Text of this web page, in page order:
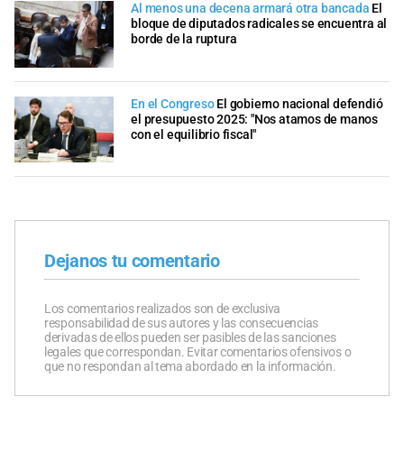
Al menos una decena armará otra bancada El
bloque de diputados radicales se encuentra al
borde de la ruptura
En el Congreso El gobierno nacional defendió
el presupuesto 2025: "Nos atamos de manos
con el equilibrio fiscal"
Dejanos tu comentario
Los comentarios realizados son de exclusiva
responsabilidad de sus autores y las consecuencias
derivadas de ellos pueden ser pasibles de las sanciones
legales que correspondan. Evitar comentarios ofensivos o
que no respondan al tema abordado en la información.